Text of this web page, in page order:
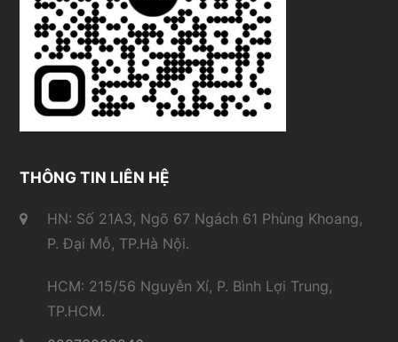
THÔNG TIN LIÊN HỆ
HN: Số 21A3, Ngõ 67 Ngách 61 Phùng Khoang,
P. Đại Mỗ, TP.Hà Nội.
HCM: 215/56 Nguyễn Xí, P. Bình Lợi Trung,
TP.HCM.